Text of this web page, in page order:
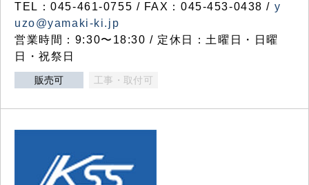
TEL：045-461-0755 / FAX：045-453-0438 / y
uzo@yamaki-ki.jp
営業時間：9:30〜18:30 / 定休日：土曜日・日曜
日・祝祭日
販売可 工事・取付可